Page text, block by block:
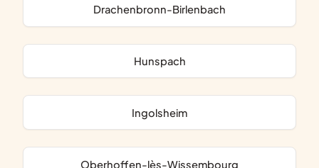
Drachenbronn-Birlenbach
Hunspach
Ingolsheim
Oberhoffen-lès-Wissembourg